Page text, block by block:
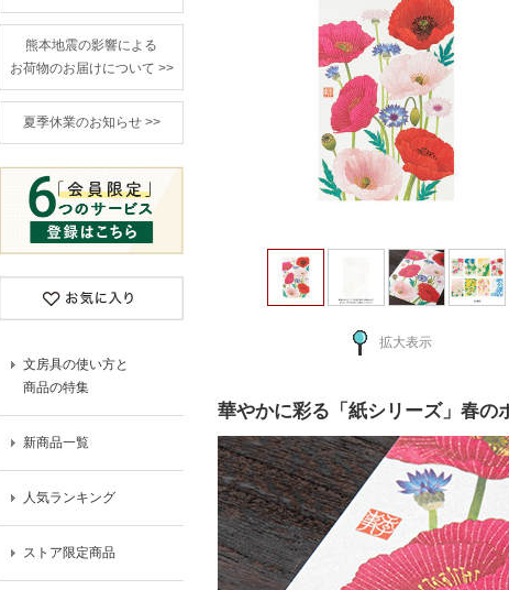
熊本地震の影響による
お荷物のお届けについて >>
夏季休業のお知らせ >>
文房具の使い方と
商品の特集
新商品一覧
人気ランキング
ストア限定商品
拡大表示
華やかに彩る「紙シリーズ」春の